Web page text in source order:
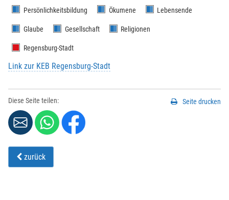
Vorname *:
Nachname*:
PLZ *
Ort
Persönlichkeitsbildung Ökumene Lebensende
Glaube Gesellschaft Religionen
Regensburg-Stadt
Link zur KEB Regensburg-Stadt
Diese Seite teilen: Seite drucken
zurück